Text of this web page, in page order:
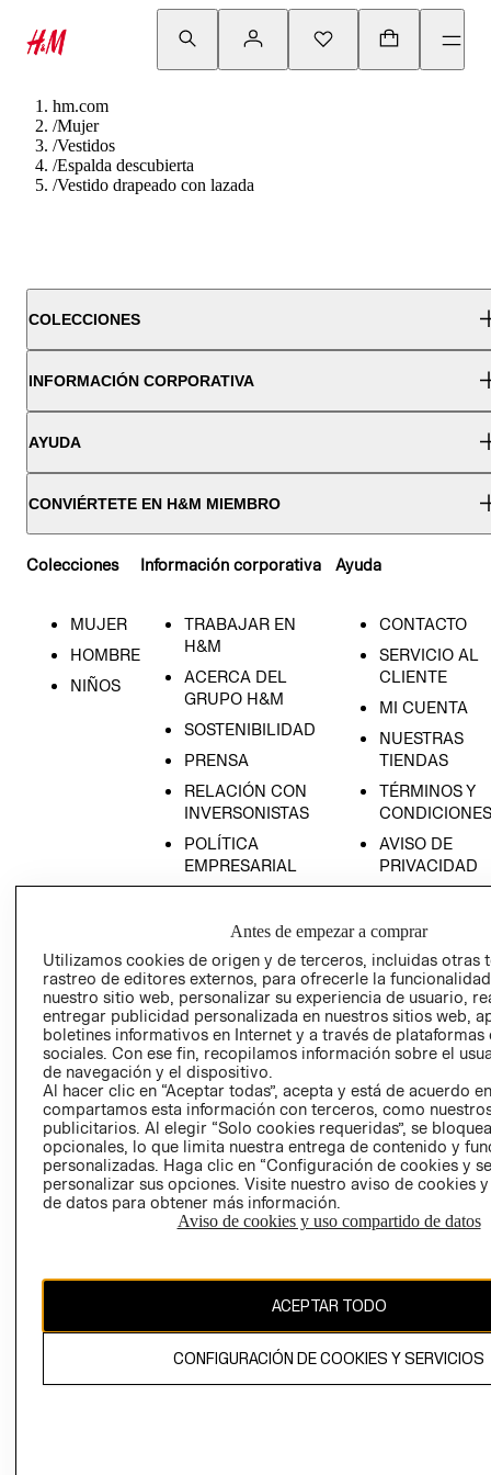
hm.com
/Mujer
/Vestidos
/Espalda descubierta
/Vestido drapeado con lazada
COLECCIONES
INFORMACIÓN CORPORATIVA
AYUDA
CONVIÉRTETE EN H&M MIEMBRO
Colecciones
MUJER
HOMBRE
NIÑOS
Información corporativa
TRABAJAR EN
H&M
ACERCA DEL
GRUPO H&M
SOSTENIBILIDAD
PRENSA
RELACIÓN CON
INVERSONISTAS
POLÍTICA
EMPRESARIAL
Ayuda
CONTACTO
SERVICIO AL
CLIENTE
MI CUENTA
NUESTRAS
TIENDAS
TÉRMINOS Y
CONDICIONES
AVISO DE
PRIVACIDAD
AVISO DE
LIBRO DE
Ecuador ($)
CAMBIAR REGIÓN
propiedad de H&M Hennes & Mauritz AB.
Antes de empezar a comprar
Utilizamos cookies de origen y de terceros, incluidas otras
rastreo de editores externos, para ofrecerle la
nuestro sitio web, personalizar su experiencia de usuario,
entregar publicidad personalizada en nuestros sitios web,
boletines informativos en Internet y a través de plataformas
sociales. Con ese fin, recopilamos información sobre el
de navegación y el dispositivo.
Al hacer clic en “Aceptar todas”, acepta y está de acuerdo
compartamos esta información con terceros, como
publicitarios. Al elegir “Solo cookies requeridas”, se
opcionales, lo que limita nuestra entrega de contenido y
personalizadas. Haga clic en “Configuración de cookies y
personalizar sus opciones. Visite nuestro aviso de cookies
de datos para obtener más información.
Aviso de cookies y uso compartido de datos
ACEPTAR TODO
CONFIGURACIÓN DE COOKIES Y SERVICIOS